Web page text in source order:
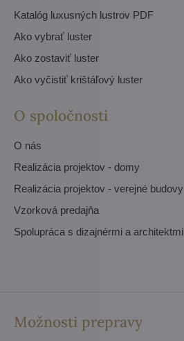
Katalóg luxusných lustrov PDF
Ako vybrať luster
Ako zostaviť luster
Ako vyčistiť krištáľový luster
O spoločnosti
O nás
Realizácia projektov - domy
Realizácia projektov - verejné budovy
Vzorková predajňa
Spolupráca s dizajnérmi a architektmi
Možnosti prepravy